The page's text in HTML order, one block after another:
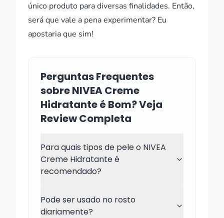
único produto para diversas finalidades. Então,
será que vale a pena experimentar? Eu
apostaria que sim!
Perguntas Frequentes
sobre NIVEA Creme
Hidratante é Bom? Veja
Review Completa
Para quais tipos de pele o NIVEA
Creme Hidratante é
recomendado?
Pode ser usado no rosto
diariamente?